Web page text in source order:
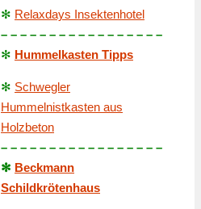
✻ Relaxdays Insektenhotel
– – – – – – – – – – – – – – – – –
✻ Hummelkasten Tipps
✻ Schwegler
Hummelnistkasten aus
Holzbeton
– – – – – – – – – – – – – – – – –
✻ Beckmann
Schildkrötenhaus